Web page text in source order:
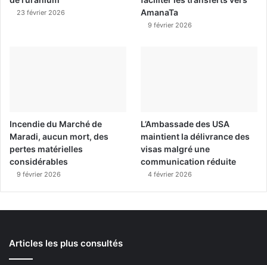
23 février 2026
AmanaTa
9 février 2026
Incendie du Marché de
Maradi, aucun mort, des
pertes matérielles
considérables
9 février 2026
L’Ambassade des USA
maintient la délivrance des
visas malgré une
communication réduite
4 février 2026
Articles les plus consultés